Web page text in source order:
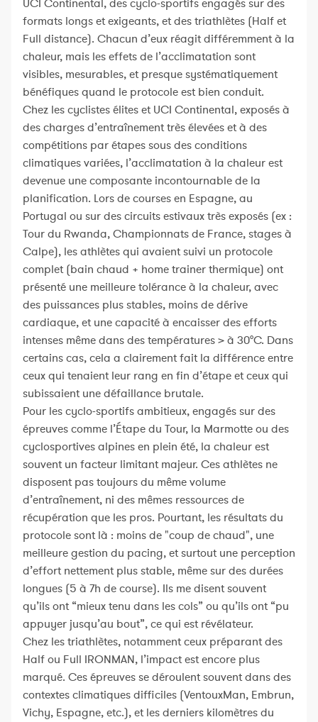
UCI Continental, des cyclo-sportifs engagés sur des
formats longs et exigeants, et des triathlètes (Half et
Full distance). Chacun d’eux réagit différemment à la
chaleur, mais les effets de l’acclimatation sont
visibles, mesurables, et presque systématiquement
bénéfiques quand le protocole est bien conduit.
Chez les cyclistes élites et UCI Continental, exposés à
des charges d’entraînement très élevées et à des
compétitions par étapes sous des conditions
climatiques variées, l’acclimatation à la chaleur est
devenue une composante incontournable de la
planification. Lors de courses en Espagne, au
Portugal ou sur des circuits estivaux très exposés (ex :
Tour du Rwanda, Championnats de France, stages à
Calpe), les athlètes qui avaient suivi un protocole
complet (bain chaud + home trainer thermique) ont
présenté une meilleure tolérance à la chaleur, avec
des puissances plus stables, moins de dérive
cardiaque, et une capacité à encaisser des efforts
intenses même dans des températures > à 30°C. Dans
certains cas, cela a clairement fait la différence entre
ceux qui tenaient leur rang en fin d’étape et ceux qui
subissaient une défaillance brutale.
Pour les cyclo-sportifs ambitieux, engagés sur des
épreuves comme l’Étape du Tour, la Marmotte ou des
cyclosportives alpines en plein été, la chaleur est
souvent un facteur limitant majeur. Ces athlètes ne
disposent pas toujours du même volume
d’entraînement, ni des mêmes ressources de
récupération que les pros. Pourtant, les résultats du
protocole sont là : moins de "coup de chaud", une
meilleure gestion du pacing, et surtout une perception
d’effort nettement plus stable, même sur des durées
longues (5 à 7h de course). Ils me disent souvent
qu’ils ont “mieux tenu dans les cols” ou qu’ils ont “pu
appuyer jusqu’au bout”, ce qui est révélateur.
Chez les triathlètes, notamment ceux préparant des
Half ou Full IRONMAN, l’impact est encore plus
marqué. Ces épreuves se déroulent souvent dans des
contextes climatiques difficiles (VentouxMan, Embrun,
Vichy, Espagne, etc.), et les derniers kilomètres du